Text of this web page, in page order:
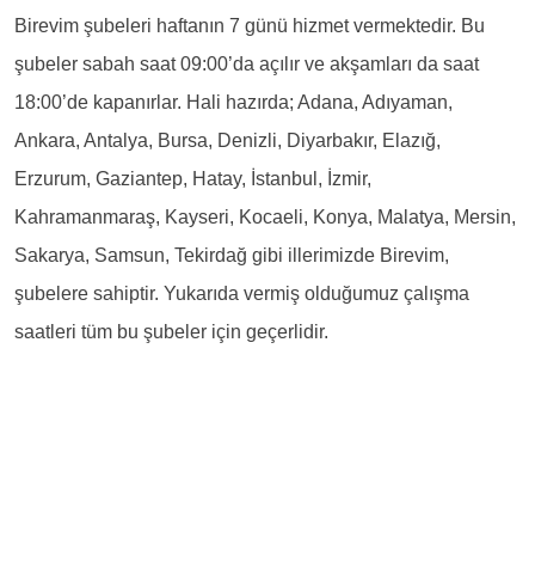
Birevim şubeleri haftanın 7 günü hizmet vermektedir. Bu
şubeler sabah saat 09:00’da açılır ve akşamları da saat
18:00’de kapanırlar. Hali hazırda; Adana, Adıyaman,
Ankara, Antalya, Bursa, Denizli, Diyarbakır, Elazığ,
Erzurum, Gaziantep, Hatay, İstanbul, İzmir,
Kahramanmaraş, Kayseri, Kocaeli, Konya, Malatya, Mersin,
Sakarya, Samsun, Tekirdağ gibi illerimizde Birevim,
şubelere sahiptir. Yukarıda vermiş olduğumuz çalışma
saatleri tüm bu şubeler için geçerlidir.